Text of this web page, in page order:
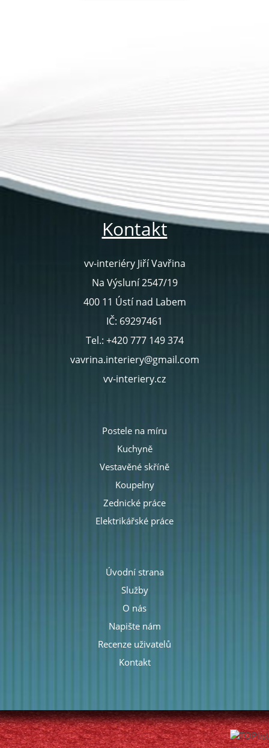
Kontakt
vv-interiéry Jiří Vavřina
Na Výsluní 2547/19
400 11 Ústí nad Labem
IČ: 69297461
Tel.: +420 777 149 374
vavrina.interiery@gmail.com
vv-interiery.cz
Postele na míru
Kuchyně
Vestavěné skříně
Koupelny
Zednické práce
Elektrikářské práce
Úvodní strana
Služby
O nás
Napište nám
Recenze uživatelů
Kontakt